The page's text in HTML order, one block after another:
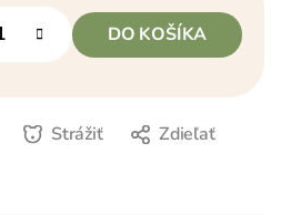
DO KOŠÍKA
Strážiť Zdieľať